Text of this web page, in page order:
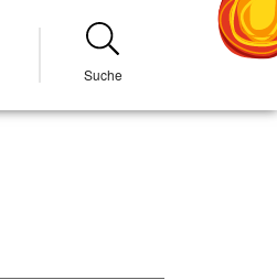
Suche